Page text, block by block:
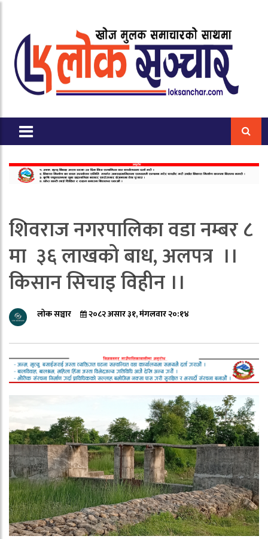
शिवराज नगरपालिका वडा नम्बर ८
मा ३६ लाखको बाध, अलपत्र ।।
किसान सिचाइ विहीन ।।
लोक सञ्चार २०८२ असार ३१, मंगलवार २०:१४